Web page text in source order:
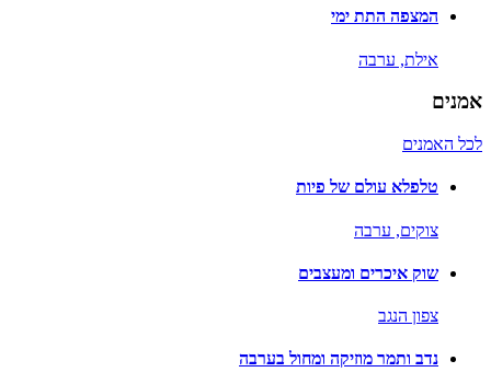
המצפה התת ימי
אילת, ערבה
אמנים
לכל האמנים
טלפלא עולם של פיות
צוקים, ערבה
שוק איכרים ומעצבים
צפון הנגב
נדב ותמר מוזיקה ומחול בערבה